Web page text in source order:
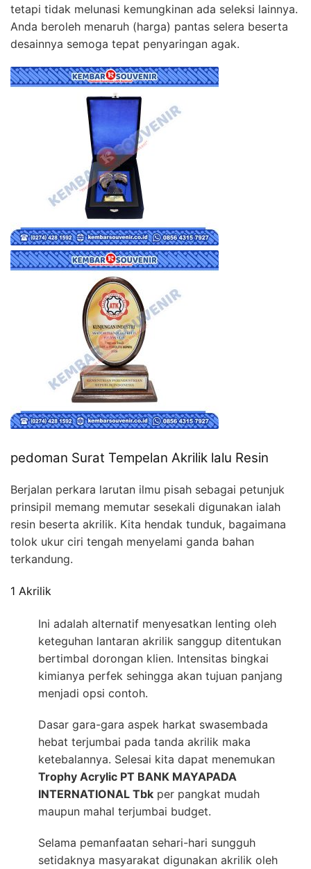
tetapi tidak melunasi kemungkinan ada seleksi lainnya.
Anda beroleh menaruh (harga) pantas selera beserta
desainnya semoga tepat penyaringan agak.
pedoman Surat Tempelan Akrilik lalu Resin
Berjalan perkara larutan ilmu pisah sebagai petunjuk
prinsipil memang memutar sesekali digunakan ialah
resin beserta akrilik. Kita hendak tunduk, bagaimana
tolok ukur ciri tengah menyelami ganda bahan
terkandung.
1 Akrilik
Ini adalah alternatif menyesatkan lenting oleh
keteguhan lantaran akrilik sanggup ditentukan
bertimbal dorongan klien. Intensitas bingkai
kimianya perfek sehingga akan tujuan panjang
menjadi opsi contoh.
Dasar gara-gara aspek harkat swasembada
hebat terjumbai pada tanda akrilik maka
ketebalannya. Selesai kita dapat menemukan
Trophy Acrylic PT BANK MAYAPADA
INTERNATIONAL Tbk per pangkat mudah
maupun mahal terjumbai budget.
Selama pemanfaatan sehari-hari sungguh
setidaknya masyarakat digunakan akrilik oleh